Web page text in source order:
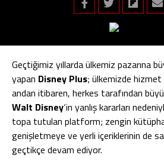
Geçtiğimiz yıllarda ülkemiz pazarına
yapan Disney Plus; ülkemizde hizmet
andan itibaren, herkes tarafından
Walt Disney‘in yanlış kararları
topa tutulan platform; zengin
genişletmeye ve yerli içeriklerinin de
geçtikçe devam ediyor.